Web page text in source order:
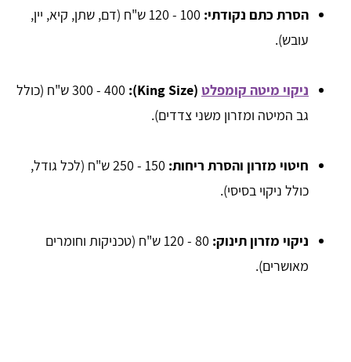
הסרת כתם נקודתי:
100 - 120 ש"ח (דם, שתן, קיא, יין,
עובש).
ניקוי מיטה קומפלט (King Size):
300 - 400 ש"ח (כולל
גב המיטה ומזרון משני צדדים).
חיטוי מזרון והסרת ריחות:
150 - 250 ש"ח (לכל גודל,
כולל ניקוי בסיסי).
ניקוי מזרון תינוק:
80 - 120 ש"ח (טכניקות וחומרים
מאושרים).